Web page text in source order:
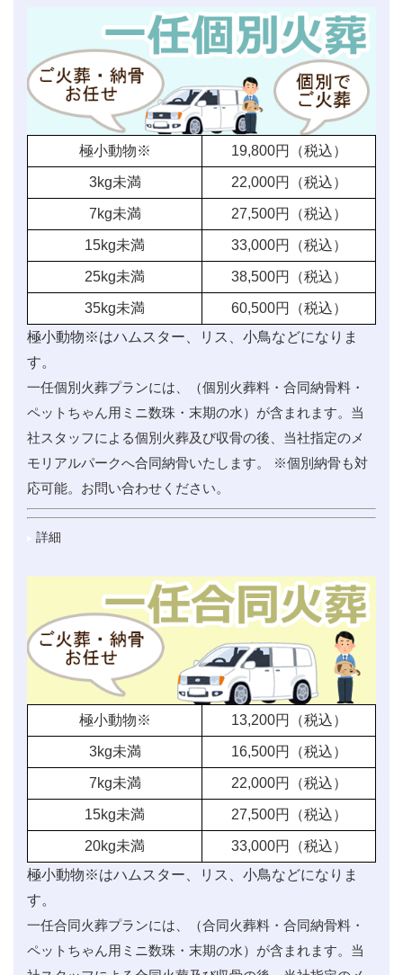
極小動物※ 19,800円（税込）
3kg未満 22,000円（税込）
7kg未満 27,500円（税込）
15kg未満 33,000円（税込）
25kg未満 38,500円（税込）
35kg未満 60,500円（税込）
極小動物※はハムスター、リス、小鳥などになりま
す。
一任個別火葬プランには、（個別火葬料・合同納骨料・
ペットちゃん用ミニ数珠・末期の水）が含まれます。当
社スタッフによる個別火葬及び収骨の後、当社指定のメ
モリアルパークへ合同納骨いたします。 ※個別納骨も対
応可能。お問い合わせください。
詳細
極小動物※ 13,200円（税込）
3kg未満 16,500円（税込）
7kg未満 22,000円（税込）
15kg未満 27,500円（税込）
20kg未満 33,000円（税込）
極小動物※はハムスター、リス、小鳥などになりま
す。
一任合同火葬プランには、（合同火葬料・合同納骨料・
ペットちゃん用ミニ数珠・末期の水）が含まれます。当